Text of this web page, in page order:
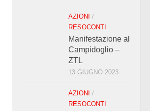
AZIONI /
RESOCONTI
Manifestazione al
Campidoglio –
ZTL
13 GIUGNO 2023
AZIONI /
RESOCONTI